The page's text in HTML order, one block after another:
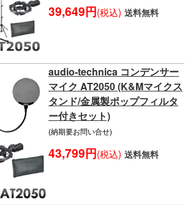
39,649円(税込) 送料無料
audio-technica コンデンサー
マイク AT2050 (K&Mマイクス
タンド/金属製ポップフィルタ
ー付きセット)
(納期要お問い合せ)
43,799円(税込) 送料無料